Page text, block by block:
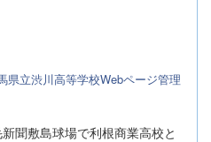
県立渋川高等学校Webページ管理
聞敷島球場で利根商業高校と